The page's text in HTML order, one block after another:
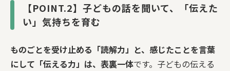
【POINT.2】子どもの話を聞いて、「伝えた
い」気持ちを育む
ものごとを受け止める「読解力」と、感じたことを言葉
にして「伝える力」は、表裏一体です。子どもの伝える